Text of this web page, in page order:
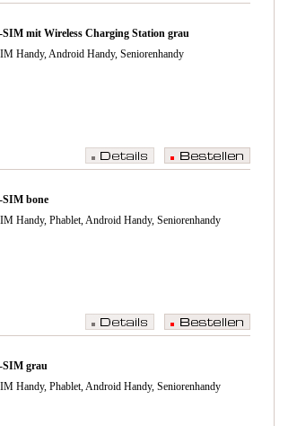
mit Wireless Charging Station grau
Handy, Android Handy, Seniorenhandy
SIM bone
Handy, Phablet, Android Handy, Seniorenhandy
SIM grau
Handy, Phablet, Android Handy, Seniorenhandy